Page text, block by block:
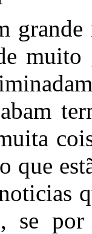
muito
que
se por